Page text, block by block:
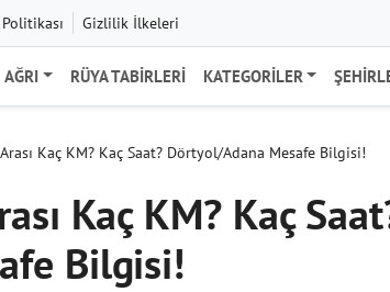
Gizlilik İlkeleri
AĞRI RÜYA TABIRLERI KATEGORILER
Kaç KM? Kaç Saat? Dörtyol/Adana Mesafe Bilgisi!
Kaç KM? Kaç
Bilgisi!